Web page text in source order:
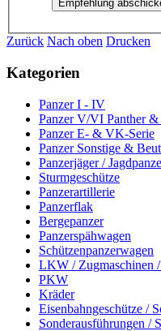
Zurück Nach oben Drucken
Kategorien
Panzer I - IV
Panzer V/VI Panther &
Panzer E- & VK-Serie
Panzer Sonstige &
Panzerjäger /
Sturmgeschütze
Panzerartillerie
Panzerflak
Bergepanzer
Panzerspähwagen
Schützenpanzerwagen
LKW / Zugmaschinen
PKW
Kräder
Eisenbahngeschütze /
Sonderausführungen /